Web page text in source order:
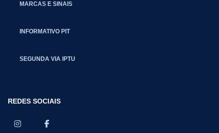
MARCAS E SINAIS
INFORMATIVO PIT
SEGUNDA VIA IPTU
REDES SOCIAIS